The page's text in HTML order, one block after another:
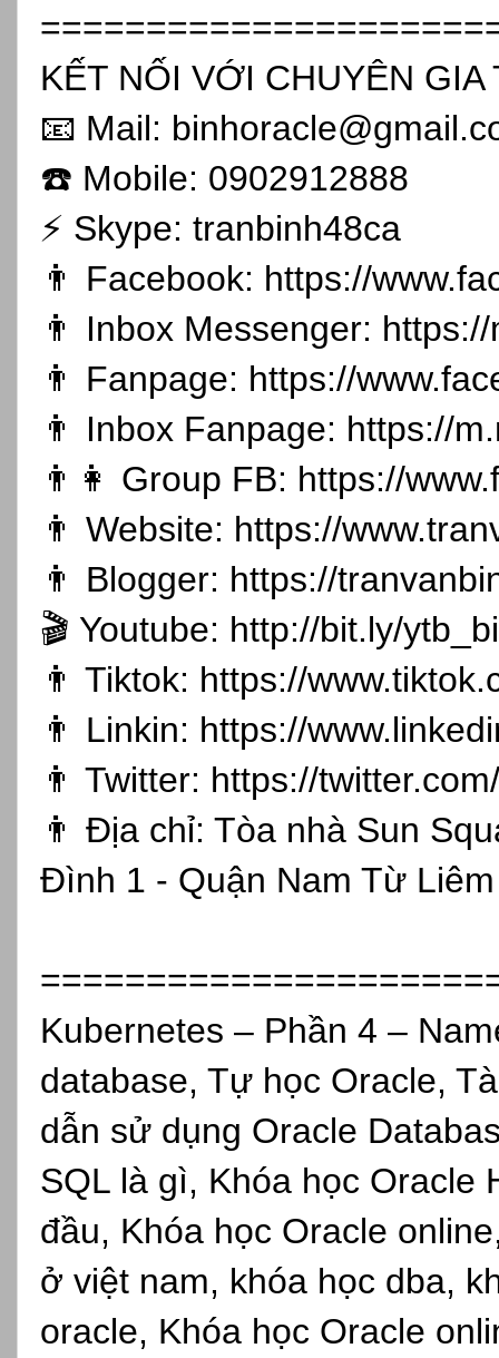
KẾT NỐI VỚI CHUYÊN GIA
📧 Mail:
☎️ Mobile: 0902912888
⚡️ Skype: tranbinh48ca
👨 Facebook: https://
👨 Inbox Messenger:
👨 Fanpage: https://
👨 Inbox Fanpage: https://
👨👩 Group FB: https://
👨 Website: https://
👨 Blogger: https://
🎬 Youtube: http://bit.ly/
👨 Tiktok: https://
👨 Linkin: https://
👨 Twitter: https://
👨 Địa chỉ: Tòa nhà Sun
Đình 1 - Quận Nam Từ Liêm
Kubernetes – Phần 4 –
database, Tự học Oracle,
dẫn sử dụng Oracle
SQL là gì, Khóa học Oracle
đầu, Khóa học Oracle
ở việt nam, khóa học dba,
oracle, Khóa học Oracle